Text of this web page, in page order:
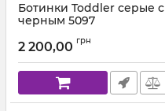
Ботинки Toddler серые с
черным 5097
2 200,00 грн